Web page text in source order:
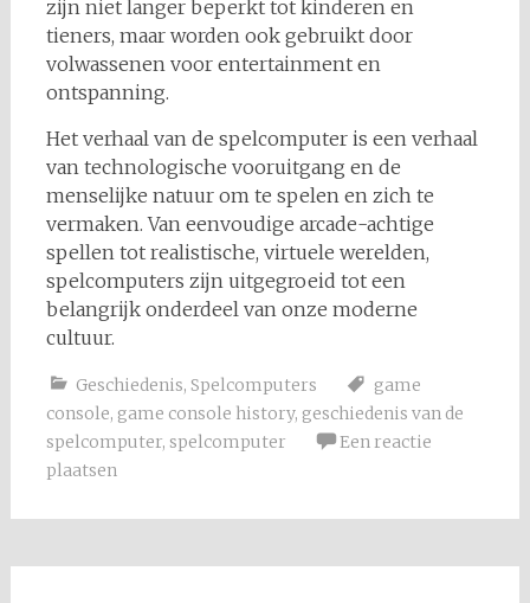
zijn niet langer beperkt tot kinderen en
tieners, maar worden ook gebruikt door
volwassenen voor entertainment en
ontspanning.
Het verhaal van de spelcomputer is een verhaal
van technologische vooruitgang en de
menselijke natuur om te spelen en zich te
vermaken. Van eenvoudige arcade-achtige
spellen tot realistische, virtuele werelden,
spelcomputers zijn uitgegroeid tot een
belangrijk onderdeel van onze moderne
cultuur.
Geschiedenis, Spelcomputers
game
console, game console history, geschiedenis van de
spelcomputer, spelcomputer
Een reactie
plaatsen